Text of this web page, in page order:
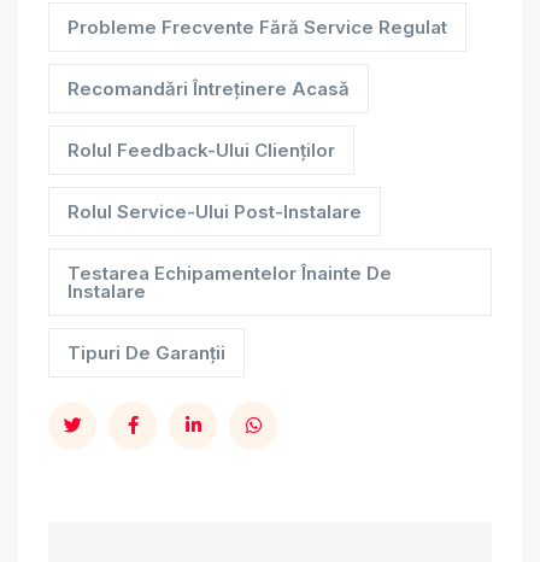
Probleme Frecvente Fără Service Regulat
Recomandări Întreținere Acasă
Rolul Feedback-Ului Clienților
Rolul Service-Ului Post-Instalare
Testarea Echipamentelor Înainte De
Instalare
Tipuri De Garanții